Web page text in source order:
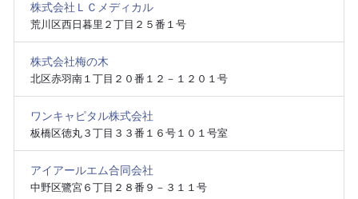
株式会社ＬＣメディカル
荒川区西日暮里２丁目２５番１号
株式会社梅の木
北区赤羽南１丁目２０番１２－１２０１号
ワンキャピタル株式会社
板橋区徳丸３丁目３３番１６号１０１号室
アイアールエム合同会社
中野区鷺宮６丁目２８番９－３１１号